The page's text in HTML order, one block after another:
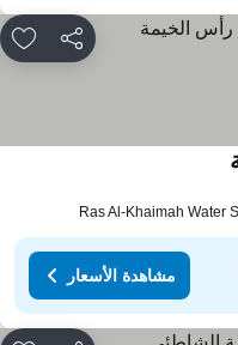
مشاركة
مشاهدة الأسعار